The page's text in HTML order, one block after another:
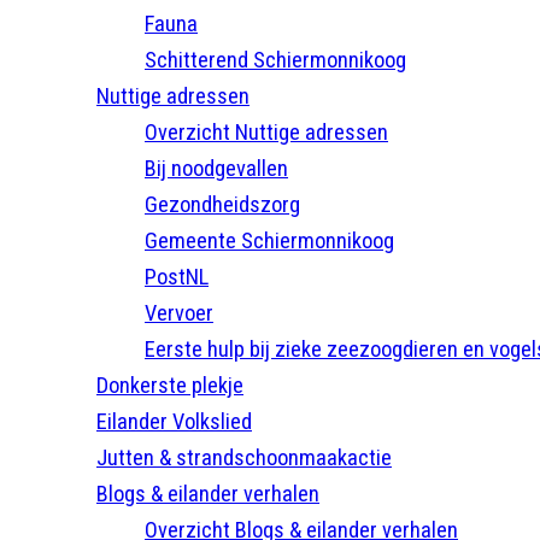
Fauna
Schitterend Schiermonnikoog
Nuttige adressen
Overzicht Nuttige adressen
Bij noodgevallen
Gezondheidszorg
Gemeente Schiermonnikoog
PostNL
Vervoer
Eerste hulp bij zieke zeezoogdieren en
Donkerste plekje
Eilander Volkslied
Jutten & strandschoonmaakactie
Blogs & eilander verhalen
Overzicht Blogs & eilander verhalen